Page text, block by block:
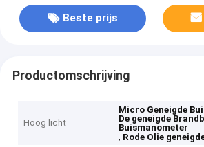
Beste prijs
Productomschrijving
Hoog licht
Micro Geneigde
De geneigde
Buismanometer
, Rode Olie